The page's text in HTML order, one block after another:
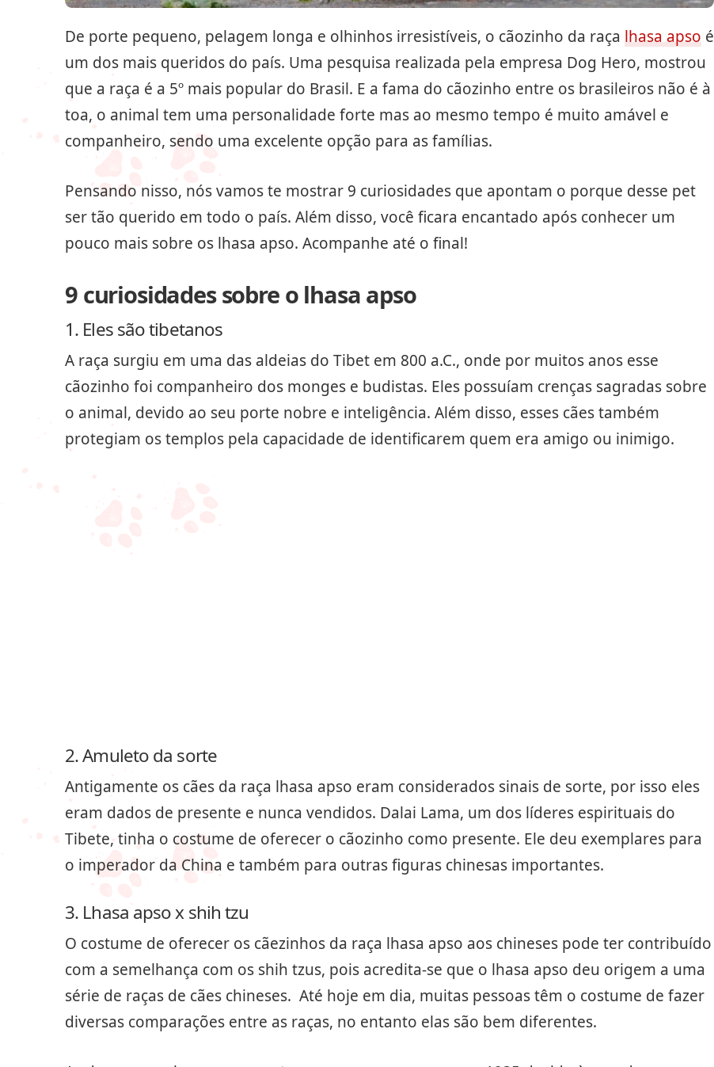
De porte pequeno, pelagem longa e olhinhos irresistíveis, o cãozinho da raça lhasa apso é
um dos mais queridos do país. Uma pesquisa realizada pela empresa Dog Hero, mostrou
que a raça é a 5º mais popular do Brasil. E a fama do cãozinho entre os brasileiros não é à
toa, o animal tem uma personalidade forte mas ao mesmo tempo é muito amável e
companheiro, sendo uma excelente opção para as famílias.
Pensando nisso, nós vamos te mostrar 9 curiosidades que apontam o porque desse pet
ser tão querido em todo o país. Além disso, você ficara encantado após conhecer um
pouco mais sobre os lhasa apso. Acompanhe até o final!
9 curiosidades sobre o lhasa apso
1. Eles são tibetanos
A raça surgiu em uma das aldeias do Tibet em 800 a.C., onde por muitos anos esse
cãozinho foi companheiro dos monges e budistas. Eles possuíam crenças sagradas sobre
o animal, devido ao seu porte nobre e inteligência. Além disso, esses cães também
protegiam os templos pela capacidade de identificarem quem era amigo ou inimigo.
2. Amuleto da sorte
Antigamente os cães da raça lhasa apso eram considerados sinais de sorte, por isso eles
eram dados de presente e nunca vendidos. Dalai Lama, um dos líderes espirituais do
Tibete, tinha o costume de oferecer o cãozinho como presente. Ele deu exemplares para
o imperador da China e também para outras figuras chinesas importantes.
3. Lhasa apso x shih tzu
O costume de oferecer os cãezinhos da raça lhasa apso aos chineses pode ter contribuído
com a semelhança com os shih tzus, pois acredita-se que o lhasa apso deu origem a uma
série de raças de cães chineses. Até hoje em dia, muitas pessoas têm o costume de fazer
diversas comparações entre as raças, no entanto elas são bem diferentes.